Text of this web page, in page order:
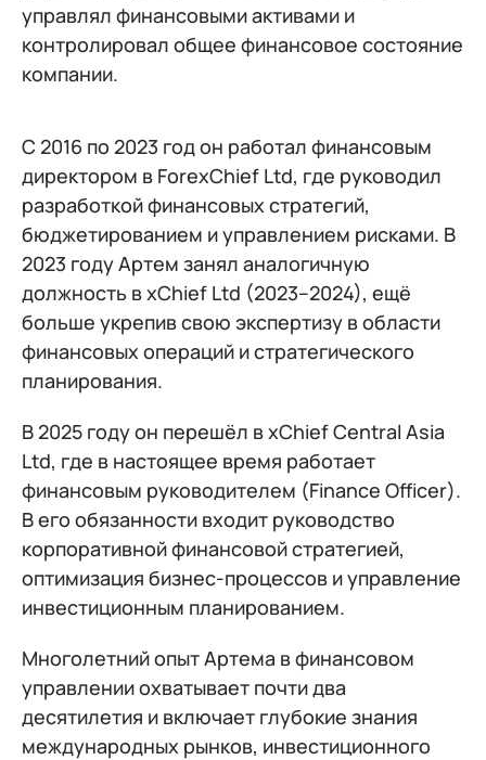
управлял финансовыми активами и
контролировал общее финансовое состояние
компании.
С 2016 по 2023 год он работал финансовым
директором в ForexChief Ltd, где руководил
разработкой финансовых стратегий,
бюджетированием и управлением рисками. В
2023 году Артем занял аналогичную
должность в xChief Ltd (2023–2024), ещё
больше укрепив свою экспертизу в области
финансовых операций и стратегического
планирования.
В 2025 году он перешёл в xChief Central Asia
Ltd, где в настоящее время работает
финансовым руководителем (Finance Officer).
В его обязанности входит руководство
корпоративной финансовой стратегией,
оптимизация бизнес-процессов и управление
инвестиционным планированием.
Многолетний опыт Артема в финансовом
управлении охватывает почти два
десятилетия и включает глубокие знания
международных рынков, инвестиционного